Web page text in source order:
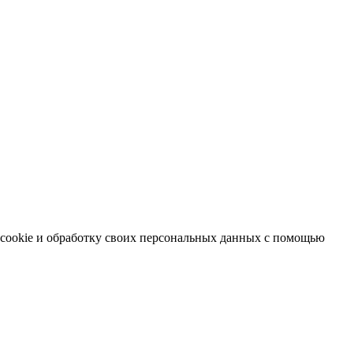
и обработку своих персональных данных с помощью